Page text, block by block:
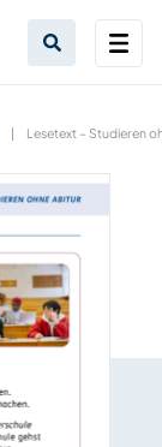
| Lesetext – Studieren